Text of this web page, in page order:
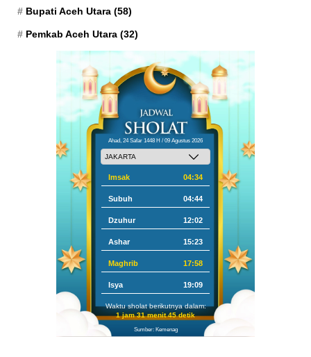
Bupati Aceh Utara (58)
Pemkab Aceh Utara (32)
Ahad, 24 Safar 1448 H / 09 Agustus 2026
Imsak 04:34
Subuh 04:44
Dzuhur 12:02
Ashar 15:23
Maghrib 17:58
Isya 19:09
Waktu sholat berikutnya dalam:
1 jam 31 menit 44 detik
Sumber: Kemenag